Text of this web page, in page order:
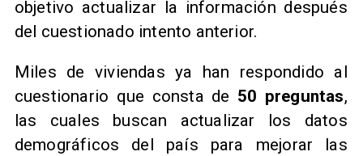
objetivo actualizar la información después
del cuestionado intento anterior.
Miles de viviendas ya han respondido al
cuestionario que consta de 50 preguntas,
las cuales buscan actualizar los datos
demográficos del país para mejorar las